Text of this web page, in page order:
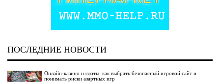
ПОСЛЕДНИЕ НОВОСТИ
Онлайн-казино и слоты: как выбрать безопасный игровой сайт и
понимать риски азартных игр